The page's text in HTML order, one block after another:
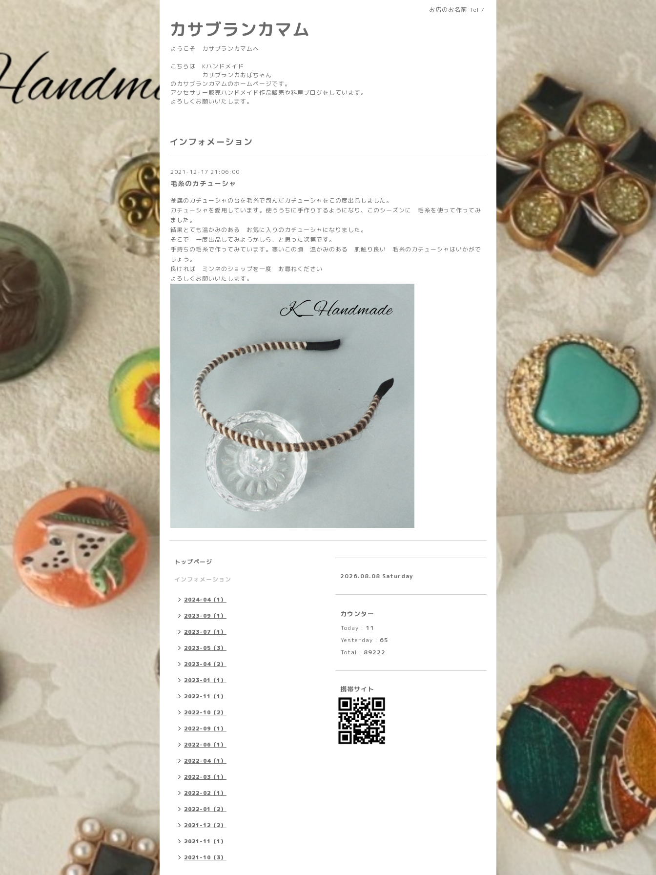
お店のお名前 Tel /
カサブランカマム
ようこそ カサブランカマムへ
こちらは Kハンドメイド
カサブランカおばちゃん
のカサブランカマムのホームページです。
アクセサリー販売ハンドメイド作品販売や料理ブログをしています。
よろしくお願いいたします。
インフォメーション
2021-12-17 21:06:00
毛糸のカチューシャ
金属のカチューシャの台を毛糸で包んだカチューシャをこの度出品しました。
カチューシャを愛用しています。使ううちに手作りするようになり、このシーズンに 毛糸を使って作ってみ
ました。
結果とても温かみのある お気に入りのカチューシャになりました。
そこで 一度出品してみようかしら、と思った次第です。
手持ちの毛糸で作ってみています。寒いこの頃 温かみのある 肌触り良い 毛糸のカチューシャはいかがで
しょう。
良ければ ミンネのショップを一度 お尋ねください
よろしくお願いいたします。
トップページ
インフォメーション
2024-04（1）
2023-09（1）
2023-07（1）
2023-05（3）
2023-04（2）
2023-01（1）
2022-11（1）
2022-10（2）
2022-09（1）
2022-06（1）
2022-04（1）
2022-03（1）
2022-02（1）
2022-01（2）
2021-12（2）
2021-11（1）
2021-10（3）
2026.08.08 Saturday
カウンター
Today : 11
Yesterday : 65
Total : 89222
携帯サイト